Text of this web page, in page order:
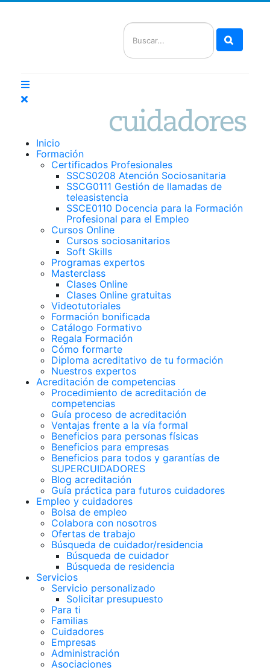
Inicio
Formación
Certificados Profesionales
SSCS0208 Atención Sociosanitaria
SSCG0111 Gestión de llamadas de
teleasistencia
SSCE0110 Docencia para la Formación
Profesional para el Empleo
Cursos Online
Cursos sociosanitarios
Soft Skills
Programas expertos
Masterclass
Clases Online
Clases Online gratuitas
Videotutoriales
Formación bonificada
Catálogo Formativo
Regala Formación
Cómo formarte
Diploma acreditativo de tu formación
Nuestros expertos
Acreditación de competencias
Procedimiento de acreditación de
competencias
Guía proceso de acreditación
Ventajas frente a la vía formal
Beneficios para personas físicas
Beneficios para empresas
Beneficios para todos y garantías de
SUPERCUIDADORES
Blog acreditación
Guía práctica para futuros cuidadores
Empleo y cuidadores
Bolsa de empleo
Colabora con nosotros
Ofertas de trabajo
Búsqueda de cuidador/residencia
Búsqueda de cuidador
Búsqueda de residencia
Servicios
Servicio personalizado
Solicitar presupuesto
Para ti
Familias
Cuidadores
Empresas
Administración
Asociaciones